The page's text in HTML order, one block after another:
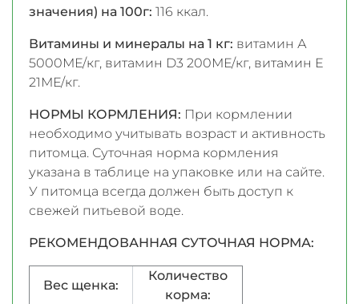
значения) на 100г: 116 ккал.
Витамины и минералы на 1 кг: витамин А
5000МЕ/кг, витамин D3 200МЕ/кг, витамин Е
21МЕ/кг.
НОРМЫ КОРМЛЕНИЯ: При кормлении
необходимо учитывать возраст и активность
питомца. Суточная норма кормления
указана в таблице на упаковке или на сайте.
У питомца всегда должен быть доступ к
свежей питьевой воде.
РЕКОМЕНДОВАННАЯ СУТОЧНАЯ НОРМА:
Вес щенка:
Количество
корма: